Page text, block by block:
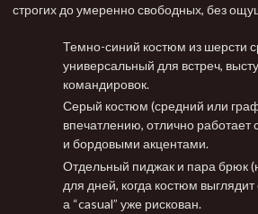
строгих до умеренно свободных, без
Темно-синий костюм из шерсти
универсальный для встреч,
командировок.
Серый костюм (средний или
впечатлению, отлично
и бордовыми акцентами.
Отдельный пиджак и пара брюк
для дней, когда костюм
а “casual” уже рискован.